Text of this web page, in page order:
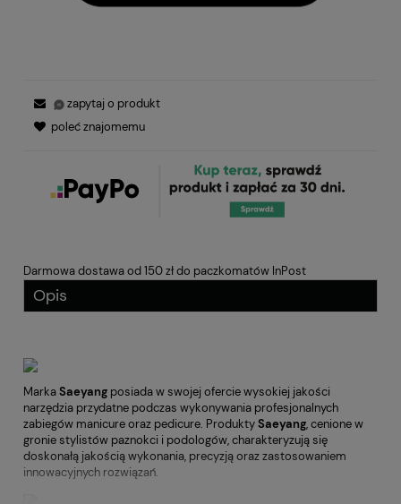
zapytaj o produkt
poleć znajomemu
Darmowa dostawa od 150 zł do paczkomatów InPost
Opis
MarkaSaeyang posiada w swojej ofercie wysokiej jakości
narzędzia przydatne podczas wykonywania profesjonalnych
zabiegów manicure oraz pedicure. ProduktySaeyang, cenione w
gronie stylistów paznokci i podologów, charakteryzują się
doskonałą jakością wykonania, precyzją oraz zastosowaniem
innowacyjnych rozwiązań.